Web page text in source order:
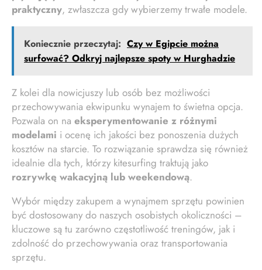
praktyczny, zwłaszcza gdy wybierzemy trwałe modele.
Koniecznie przeczytaj: Czy w Egipcie można
surfować? Odkryj najlepsze spoty w Hurghadzie
Z kolei dla nowicjuszy lub osób bez możliwości
przechowywania ekwipunku wynajem to świetna opcja.
Pozwala on na eksperymentowanie z różnymi
modelami i ocenę ich jakości bez ponoszenia dużych
kosztów na starcie. To rozwiązanie sprawdza się również
idealnie dla tych, którzy kitesurfing traktują jako
rozrywkę wakacyjną lub weekendową.
Wybór między zakupem a wynajmem sprzętu powinien
być dostosowany do naszych osobistych okoliczności –
kluczowe są tu zarówno częstotliwość treningów, jak i
zdolność do przechowywania oraz transportowania
sprzętu.